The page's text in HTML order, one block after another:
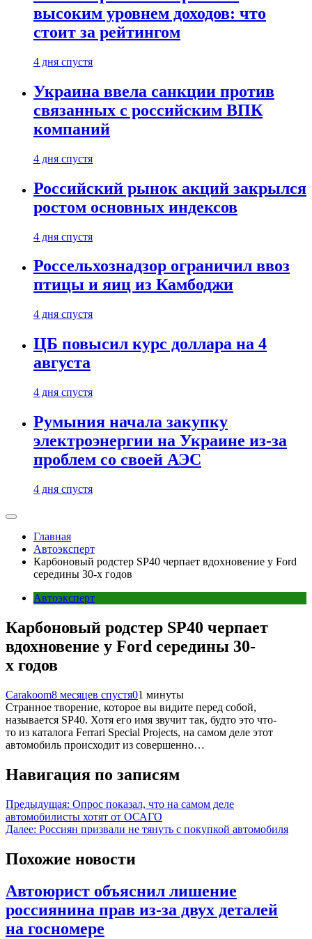
высоким уровнем доходов: что
стоит за рейтингом
4 дня спустя
Украина ввела санкции против
связанных с российским ВПК
компаний
4 дня спустя
Российский рынок акций закрылся
ростом основных индексов
4 дня спустя
Россельхознадзор ограничил ввоз
птицы и яиц из Камбоджи
4 дня спустя
ЦБ повысил курс доллара на 4
августа
4 дня спустя
Румыния начала закупку
электроэнергии на Украине из-за
проблем со своей АЭС
4 дня спустя
Главная
Автоэксперт
Карбоновый родстер SP40 черпает вдохновение у Ford
середины 30-х годов
Автоэксперт
Карбоновый родстер SP40 черпает
вдохновение у Ford середины 30-
х годов
Carakoom8 месяцев спустя01 минуты
Странное творение, которое вы видите перед собой,
называется SP40. Хотя его имя звучит так, будто это что-
то из каталога Ferrari Special Projects, на самом деле этот
автомобиль происходит из совершенно…
Навигация по записям
Предыдущая: Опрос показал, что на самом деле
автомобилисты хотят от ОСАГО
Далее: Россиян призвали не тянуть с покупкой автомобиля
Похожие новости
Автоюрист объяснил лишение
россиянина прав из-за двух деталей
на госномере